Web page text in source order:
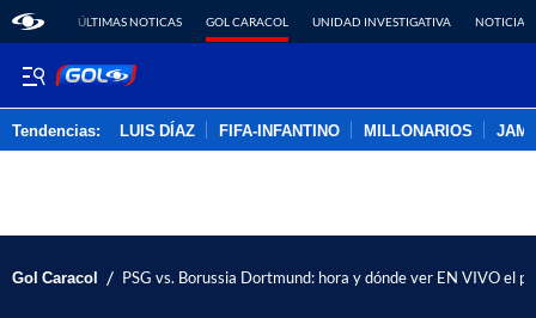
ÚLTIMAS NOTICAS GOL CARACOL UNIDAD INVESTIGATIVA NOTICIAS
Tendencias: LUIS DÍAZ FIFA-INFANTINO MILLONARIOS
Gol Caracol / PSG vs. Borussia Dortmund: hora y dónde ver EN VIVO el